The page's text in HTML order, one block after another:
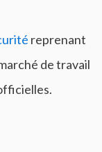
reprenant
de travail